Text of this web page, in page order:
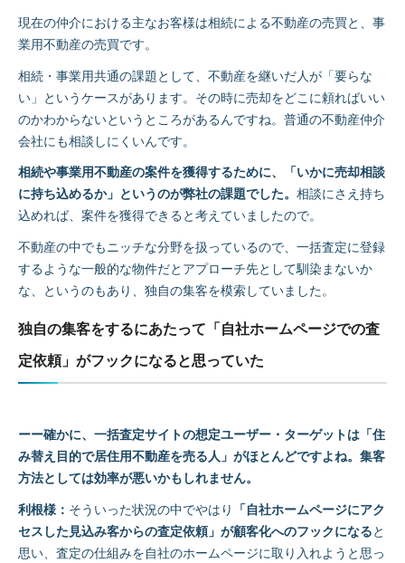
現在の仲介における主なお客様は相続による不動産の売買と、事
業用不動産の売買です。
相続・事業用共通の課題として、不動産を継いだ人が「要らな
い」というケースがあります。その時に売却をどこに頼ればいい
のかわからないというところがあるんですね。普通の不動産仲介
会社にも相談しにくいんです。
相続や事業用不動産の案件を獲得するために、「いかに売却相談
に持ち込めるか」というのが弊社の課題でした。 相談にさえ持ち
込めれば、案件を獲得できると考えていましたので。
不動産の中でもニッチな分野を扱っているので、一括査定に登録
するような一般的な物件だとアプローチ先として馴染まないか
な、というのもあり、独自の集客を模索していました。
独自の集客をするにあたって「自社ホームページでの査
定依頼」がフックになると思っていた
ーー確かに、一括査定サイトの想定ユーザー・ターゲットは「住
み替え目的で居住用不動産を売る人」がほとんどですよね。集客
方法としては効率が悪いかもしれません。
利根様： そういった状況の中でやはり
「自社ホームページにアク
セスした見込み客からの査定依頼」が顧客化へのフックになると
思い、査定の仕組みを自社のホームページに取り入れようと思っ